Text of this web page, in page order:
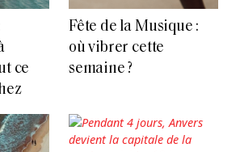
ce
Fête de la Musique :
où vibrer cette
semaine ?